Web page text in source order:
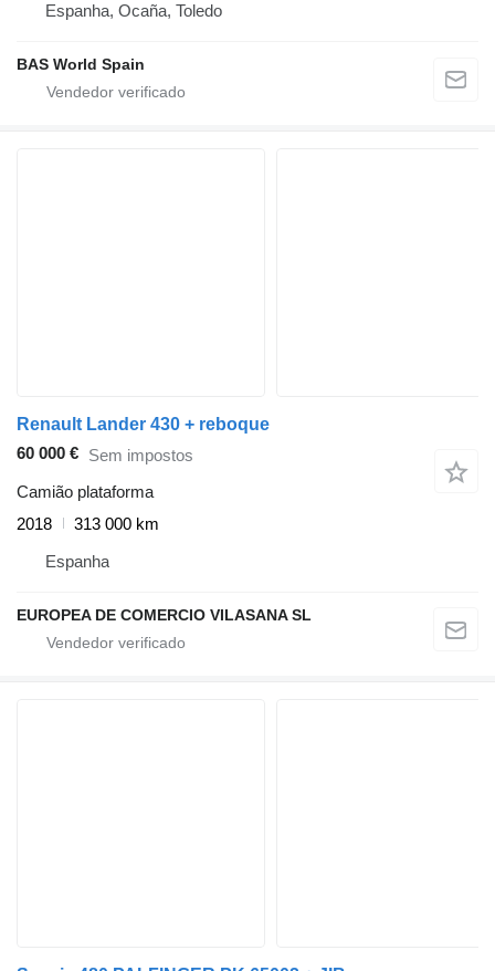
Espanha, Ocaña, Toledo
BAS World Spain
Renault Lander 430 + reboque
60 000 € Sem impostos
Camião plataforma
2018
313 000 km
Espanha
EUROPEA DE COMERCIO VILASANA SL